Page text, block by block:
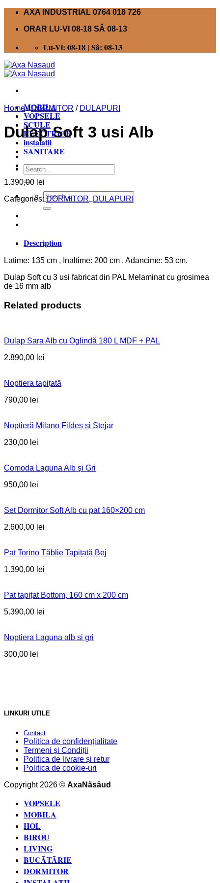
Skip
content
AXA INDUSTRIAL 0764 018 726
ORAR LU-VI 08-18 SÂ 08-13
Lu-Vi: 08-18 | Sâ: 08-13
MOBILA
VOPSELE
SCULE
ELECTRICE
instalatii
SANITARE
Search
for:
Search
for:
Home / DORMITOR / DULAPURI
Dulap Soft 3 usi Alb
1.390,00 lei
Categories:DORMITOR, DULAPURI
Description
Latime: 135 cm , Inaltime: 200 cm , Adancime: 53 cm.
Dulap Soft cu 3 usi fabricat din PAL Melaminat cu grosimea
de 16 mm alb
Related products
Dulap Sara Alb cu Oglindă 180 L MDF + PAL
2.890,00 lei
Noptiera tapițată
790,00 lei
Noptieră Milano Fildeș și Stejar
230,00 lei
Comoda Laguna Alb și Gri
950,00 lei
Set Dormitor Soft Alb cu pat 160×200 cm
2.600,00 lei
Pat Torino Tăblie Tapițată Bej
1.390,00 lei
Pat tapițat Bottom, 160 cm x 200 cm
5.390,00 lei
Noptiera Laguna alb si gri
300,00 lei
LINKURI UTILE
Contact
Politica de confidențialitate
Termeni și Condiții
Politica de livrare și retur
Politica de cookie-uri
Copyright 2026 © AxaNăsăud
VOPSELE
MOBILA
HOL
BIROU
LIVING
BUCĂTĂRIE
DORMITOR